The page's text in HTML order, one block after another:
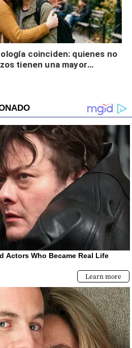
coinciden: quienes no
tienen una mayor
físicos y no es por